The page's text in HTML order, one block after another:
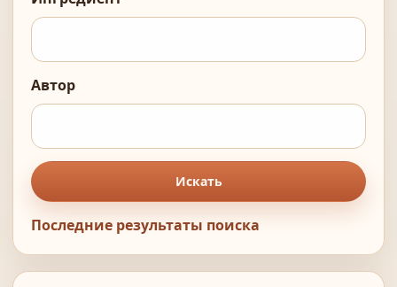
Автор
Искать
Последние результаты поиска